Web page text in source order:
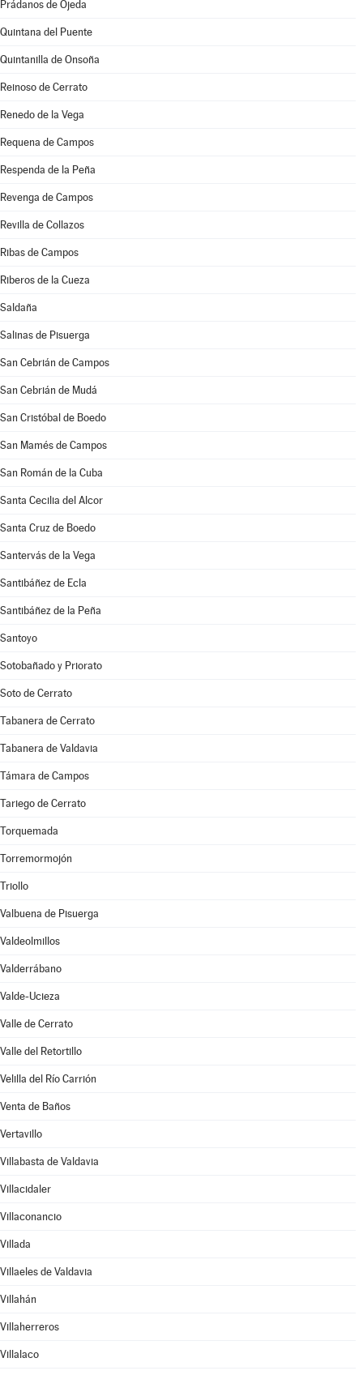
Prádanos de Ojeda
Quintana del Puente
Quintanilla de Onsoña
Reinoso de Cerrato
Renedo de la Vega
Requena de Campos
Respenda de la Peña
Revenga de Campos
Revilla de Collazos
Ribas de Campos
Riberos de la Cueza
Saldaña
Salinas de Pisuerga
San Cebrián de Campos
San Cebrián de Mudá
San Cristóbal de Boedo
San Mamés de Campos
San Román de la Cuba
Santa Cecilia del Alcor
Santa Cruz de Boedo
Santervás de la Vega
Santibáñez de Ecla
Santibáñez de la Peña
Santoyo
Sotobañado y Priorato
Soto de Cerrato
Tabanera de Cerrato
Tabanera de Valdavia
Támara de Campos
Tariego de Cerrato
Torquemada
Torremormojón
Triollo
Valbuena de Pisuerga
Valdeolmillos
Valderrábano
Valde-Ucieza
Valle de Cerrato
Valle del Retortillo
Velilla del Río Carrión
Venta de Baños
Vertavillo
Villabasta de Valdavia
Villacidaler
Villaconancio
Villada
Villaeles de Valdavia
Villahán
Villaherreros
Villalaco